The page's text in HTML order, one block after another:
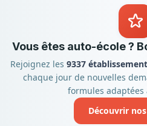
Vous êtes auto-école ?
Rejoignez les 9337
chaque jour de nouvelles
formules adaptées
Découvrir